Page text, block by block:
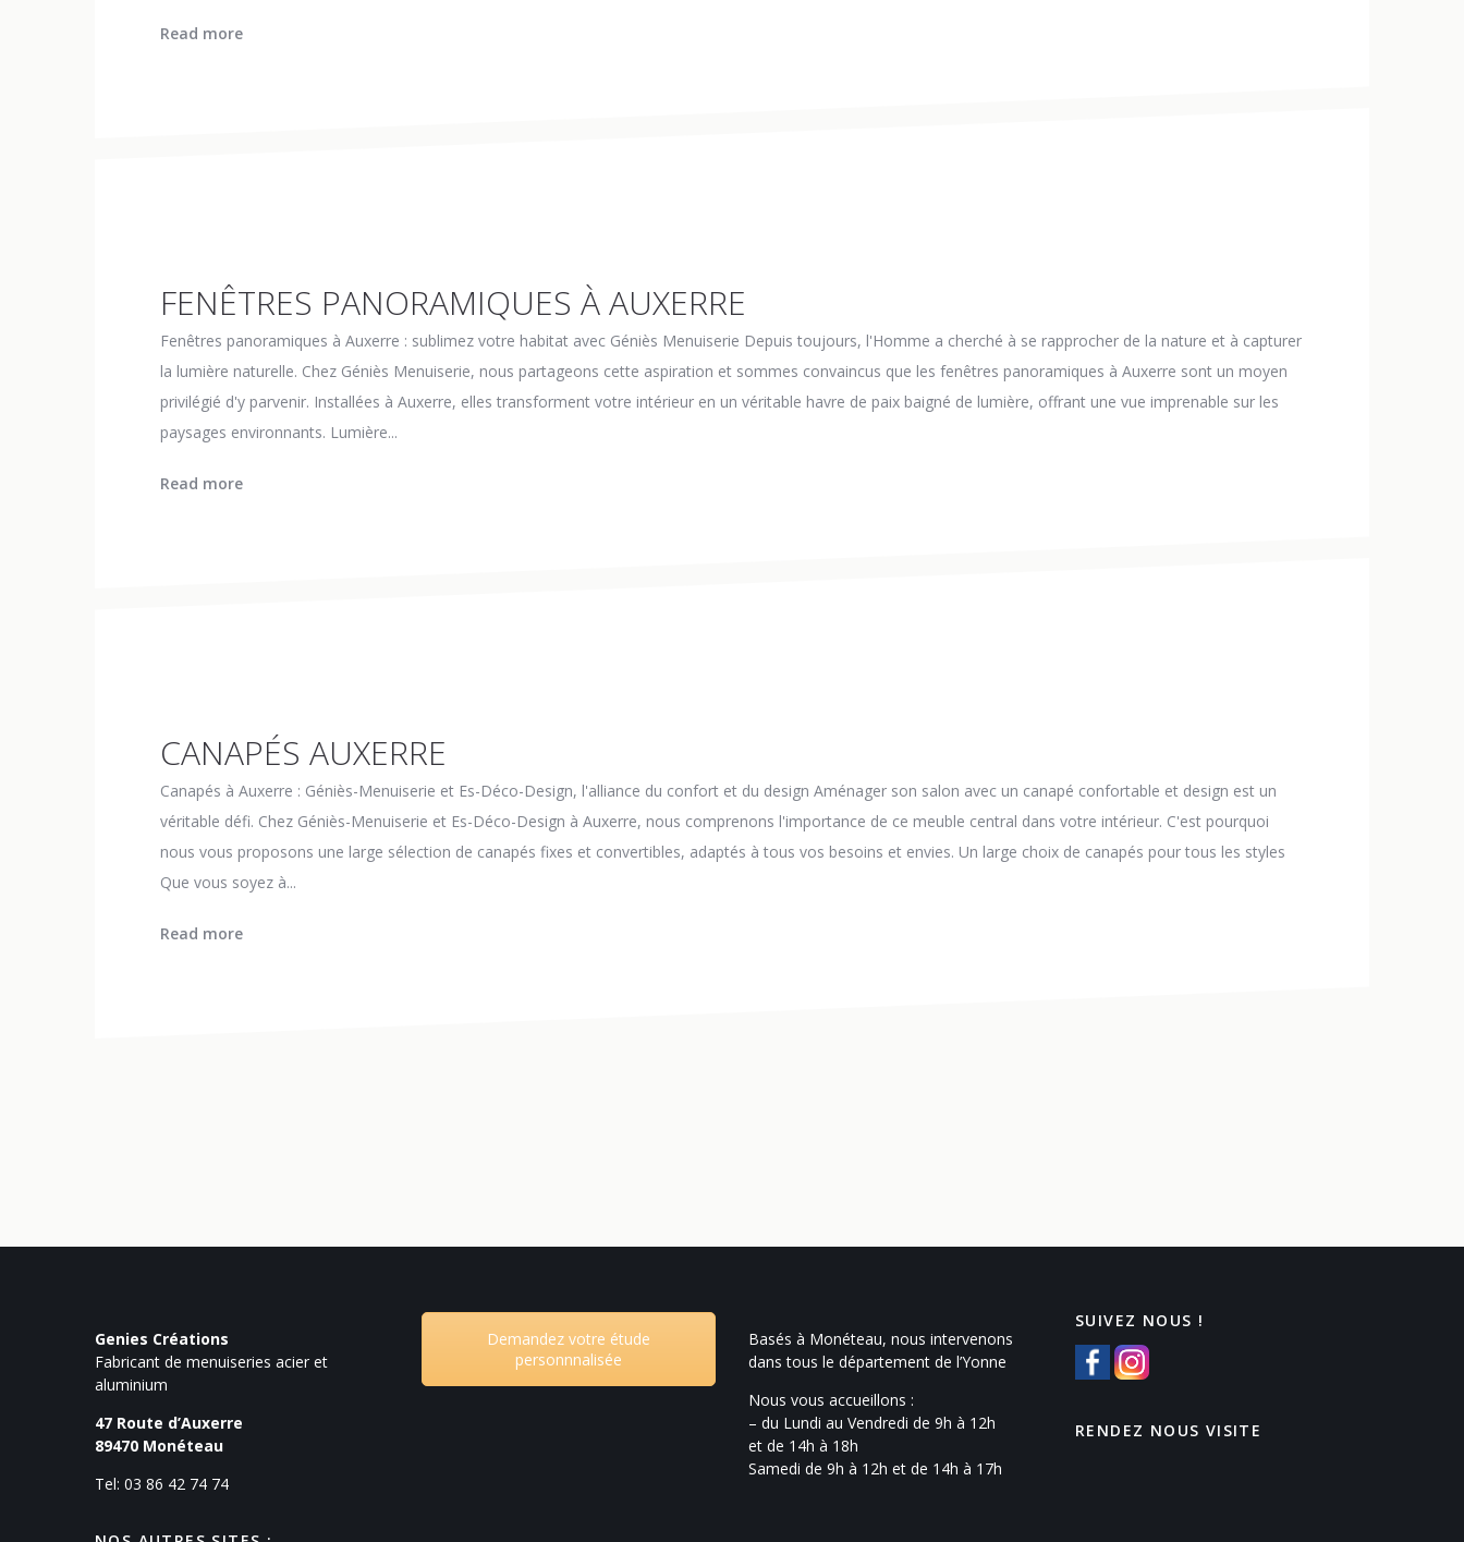
Read more
FENÊTRES PANORAMIQUES À AUXERRE
Fenêtres panoramiques à Auxerre : sublimez votre habitat avec Géniès Menuiserie Depuis toujours, l'Homme a cherché à se rapprocher de la nature et à capturer
la lumière naturelle. Chez Géniès Menuiserie, nous partageons cette aspiration et sommes convaincus que les fenêtres panoramiques à Auxerre sont un moyen
privilégié d'y parvenir. Installées à Auxerre, elles transforment votre intérieur en un véritable havre de paix baigné de lumière, offrant une vue imprenable sur les
paysages environnants. Lumière...
Read more
CANAPÉS AUXERRE
Canapés à Auxerre : Géniès-Menuiserie et Es-Déco-Design, l'alliance du confort et du design Aménager son salon avec un canapé confortable et design est un
véritable défi. Chez Géniès-Menuiserie et Es-Déco-Design à Auxerre, nous comprenons l'importance de ce meuble central dans votre intérieur. C'est pourquoi
nous vous proposons une large sélection de canapés fixes et convertibles, adaptés à tous vos besoins et envies. Un large choix de canapés pour tous les styles
Que vous soyez à...
Read more
Genies Créations
Fabricant de menuiseries acier et
aluminium
47 Route d’Auxerre
89470 Monéteau
Tel: 03 86 42 74 74
Demandez votre étude
personnnalisée
Basés à Monéteau, nous intervenons
dans tous le département de l’Yonne
Nous vous accueillons :
– du Lundi au Vendredi de 9h à 12h
et de 14h à 18h
Samedi de 9h à 12h et de 14h à 17h
SUIVEZ NOUS !
RENDEZ NOUS VISITE